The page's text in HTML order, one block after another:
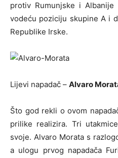
protiv Rumunjske i
vodeću poziciju skupine A i
Republike Irske.
Lijevi napadač – Alvaro
Što god rekli o ovom
prilike realizira. Tri
svoje. Alvaro Morata s
a ulogu prvog napadača